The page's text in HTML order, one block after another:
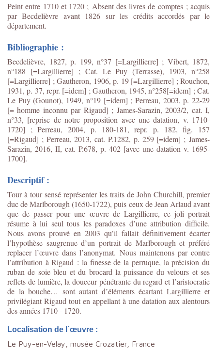
Peint entre 1710 et 1720 ; Absent des livres de comptes ; acquis
par Becdelièvre avant 1826 sur les crédits accordés par le
département.
Bibliographie :
Becdelièvre, 1827, p. 199, n°37 [=Largillierre] ; Vibert, 1872,
n°188 [=Largillierre] ; Cat. Le Puy (Terrasse), 1903, n°258
[=Largillierre] ; Gautheron, 1906, p. 19 [=Largillierre] ; Rouchon,
1931, p. 37, repr. [=idem] ; Gautheron, 1945, n°258[=idem] ; Cat.
Le Puy (Gounot), 1949, n°19 [=idem] ; Perreau, 2003, p. 22-29
[= homme inconnu par Rigaud] ; James-Sarazin, 2003/2, cat. I,
n°33, [reprise de notre proposition avec une datation, v. 1710-
1720] ; Perreau, 2004, p. 180-181, repr. p. 182, fig. 157
[=Rigaud] ; Perreau, 2013, cat. P.1282, p. 259 [=idem] ; James-
Sarazin, 2016, II, cat. P.678, p. 402 [avec une datation v. 1695-
1700].
Descriptif :
Tour à tour sensé représenter les traits de John Churchill, premier
duc de Marlborough (1650-1722), puis ceux de Jean Arlaud avant
que de passer pour une œuvre de Largillierre, ce joli portrait
résume à lui seul tous les paradoxes d’une attribution difficile.
Nous avons prouvé en 2003 qu’il fallait définitivement écarter
l’hypothèse saugrenue d’un portrait de Marlborough et préféré
replacer l’œuvre dans l’anonymat. Nous maintenons par contre
l’attribution à Rigaud : la finesse de la perruque, la précision du
ruban de soie bleu et du brocard la puissance du velours et ses
reflets de lumière, la douceur pénétrante du regard et l’aristocratie
de la bouche… sont autant d’éléments écartant Largillierre et
privilégiant Rigaud tout en appellant à une datation aux alentours
des années 1710 - 1720.
Localisation de l´œuvre :
Le Puy-en-Velay, musée Crozatier, France